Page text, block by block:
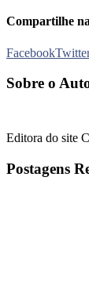
Compartilhe
Facebook
Sobre o
Editora do site
Postagens